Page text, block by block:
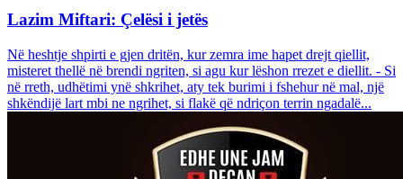
Lazim Miftari: Çelësi i jetës
Në heshtje shpirti e gjen dritën, kur zemra ime hapet drejt qiellit,
misteret thellë në brendi ngriten, si agu kur lëshon rrezet e diellit. - Si
në rreth, udhëtimi ynë shkrihet, aty tek burimi i fshehur në mal, një
shkëndijë lart mbi ne ngrihet, si flakë që ndriçon terrin ngadalë...